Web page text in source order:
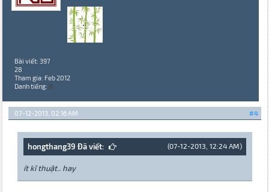
Bài viết: 397
28
Tham gia: Feb 2012
Danh tiếng: 0
#4
07-12-2013, 02:16 AM
(07-12-2013, 12:24 AM)
hongthang39 Đã viết:
ít kĩ thuật.. hay